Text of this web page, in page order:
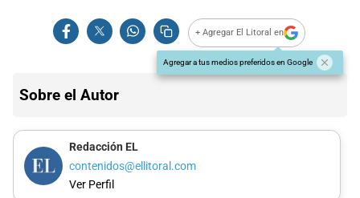
+ Agregar El Litoral en
Agregar a tus medios preferidos en Google
Sobre el Autor
Redacción EL
contenidos@ellitoral.com
Ver Perfil